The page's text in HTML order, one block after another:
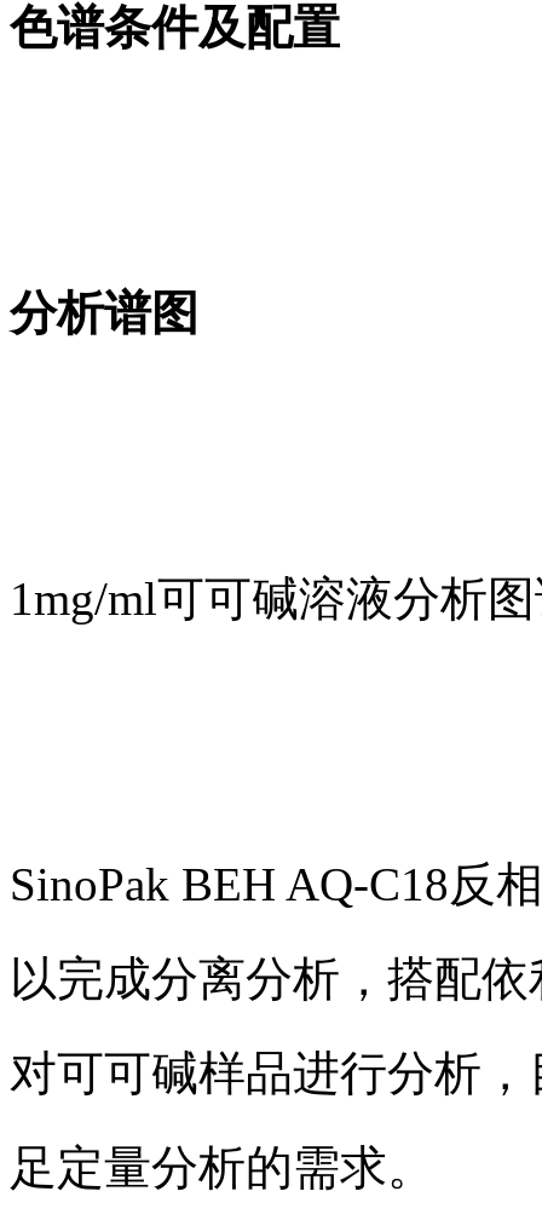
色谱条件及配置
分析谱图
1mg/ml可可碱溶液分析
SinoPak BEH AQ-C18反
以完成分离分析，搭配依
对可可碱样品进行分析
足定量分析的需求。